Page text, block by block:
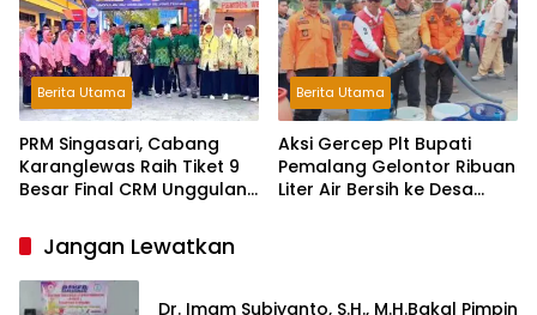
Berita Utama
PRM Singasari, Cabang
Karanglewas Raih Tiket 9
Besar Final CRM Unggulan
Berita Utama
Aksi Gercep Plt Bupati
Pemalang Gelontor Ribuan
Liter Air Bersih ke Desa
Jangan Lewatkan
Dr. Imam Subiyanto, S.H., M.H.Bakal Pimpin